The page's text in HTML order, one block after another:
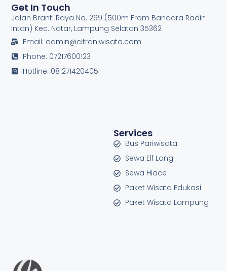
Services
Bus Pariwisata
Sewa Elf Long
Sewa Hiace
Paket Wisata Edukasi
Paket Wisata Lampung
Get In Touch
Jalan Branti Raya No. 269 (500m From Bandara Radin
Intan) Kec. Natar, Lampung Selatan 35362
Email: admin@citraniwisata.com
Phone: 07217600123
Hotline: 081271420405